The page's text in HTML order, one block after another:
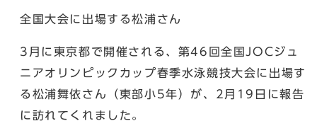
全国大会に出場する松浦さん
3月に東京都で開催される、第46回全国JOCジュ
ニアオリンピックカップ春季水泳競技大会に出場す
る松浦舞依さん（東部小5年）が、2月19日に報告
に訪れてくれました。